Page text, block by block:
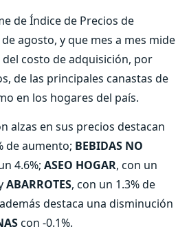
de Índice de Precios de
agosto, y que mes a mes mide
costo de adquisición, por
de las principales canastas de
en los hogares del país.
alzas en sus precios destacan
de aumento; BEBIDAS NO
4.6%; ASEO HOGAR, con un
ABARROTES, con un 1.3% de
destaca una disminución
con -0.1%.